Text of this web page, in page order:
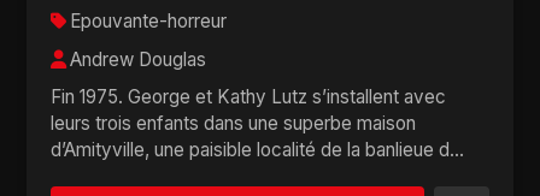
Epouvante-horreur
Andrew Douglas
Fin 1975. George et Kathy Lutz s’installent avec
leurs trois enfants dans une superbe maison
d’Amityville, une paisible localité de la banlieue d...